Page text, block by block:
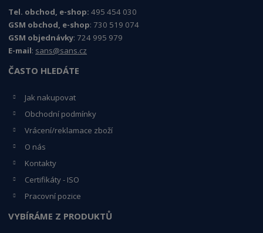
Tel. obchod, e-shop: 495 454 030
GSM obchod, e-shop: 730 519 074
GSM objednávky: 724 995 979
E-mail: sans@sans.cz
ČASTO HLEDÁTE
Jak nakupovat
Obchodní podmínky
Vrácení/reklamace zboží
O nás
Kontakty
Certifikáty - ISO
Pracovní pozice
VYBÍRÁME Z PRODUKTŮ